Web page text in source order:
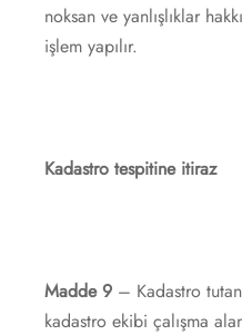
noksan ve yanlışlıklar
işlem yapılır.
Kadastro tespitine itiraz
Madde 9 – Kadastro
kadastro ekibi çalışma